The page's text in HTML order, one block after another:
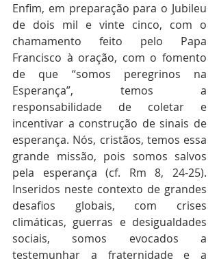
Enfim, em preparação para o Jubileu
de dois mil e vinte cinco, com o
chamamento feito pelo Papa
Francisco à oração, com o fomento
de que “somos peregrinos na
Esperança”, temos a
responsabilidade de coletar e
incentivar a construção de sinais de
esperança. Nós, cristãos, temos essa
grande missão, pois somos salvos
pela esperança (cf. Rm 8, 24-25).
Inseridos neste contexto de grandes
desafios globais, com crises
climáticas, guerras e desigualdades
sociais, somos evocados a
testemunhar a fraternidade e a